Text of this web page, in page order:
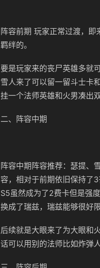
阵容前期 玩家正常过渡，
羁绊的。
要是玩家来的丧尸英雄多就
雪人来了可以留一留斗士卡
挂一个法师英雄和火男凑出
二、阵容中期
阵容中期阵容推荐：瑟提、
容，相对于前期依旧保持了
S5虽然成为了2费卡但是强
换成了瑞兹，瑞兹能够很好
后续就是大眼来了为大眼和
话可以用别的法师比如炸弹人